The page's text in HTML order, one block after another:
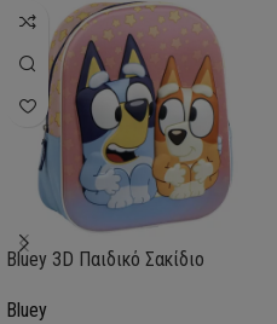
Bluey 3D Παιδικό Σακίδιο
Bluey